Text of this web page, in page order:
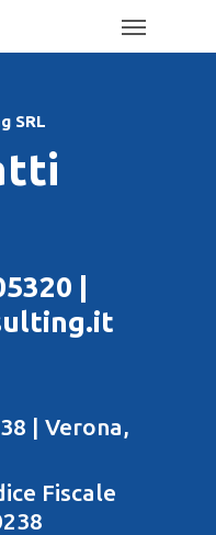
SRL
|
| Verona,
Fiscale